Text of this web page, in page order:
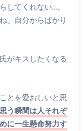
してくれない…。
。自分からばかり
がキスしたくなる
とを愛おしいと思
う瞬間は人それぞ
に一生懸命努力す